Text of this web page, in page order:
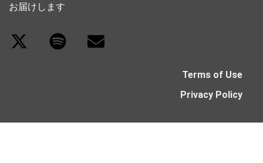
お届けします
Terms of Use
Privacy Policy